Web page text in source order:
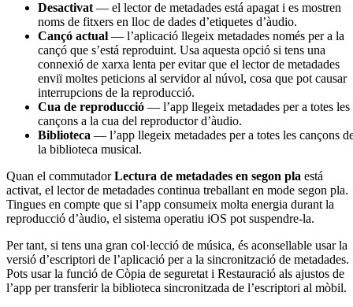
Desactivat — el lector de metadades está apagat i es mostren
noms de fitxers en lloc de dades d’etiquetes d’àudio.
Cançó actual — l’aplicació llegeix metadades només per a la
cançó que s’está reproduint. Usa aquesta opció si tens una
connexió de xarxa lenta per evitar que el lector de metadades
enviï moltes peticions al servidor al núvol, cosa que pot causar
interrupcions de la reproducció.
Cua de reproducció — l’app llegeix metadades per a totes les
cançons a la cua del reproductor d’àudio.
Biblioteca — l’app llegeix metadades per a totes les cançons
la biblioteca musical.
Quan el commutadorLectura de metadades en segon pla está
activat, el lector de metadades continua treballant en mode segon pla.
Tingues en compte que si l’app consumeix molta energia durant la
reproducció d’àudio, el sistema operatiu iOS pot suspendre-la.
Per tant, si tens una gran col·lecció de música, és aconsellable usar la
versió d’escriptori de l’aplicació per a la sincronització de metadades.
Pots usar la funció de Còpia de seguretat i Restauració als ajustos de
l’app per transferir la biblioteca sincronitzada de l’escriptori al mòbil.